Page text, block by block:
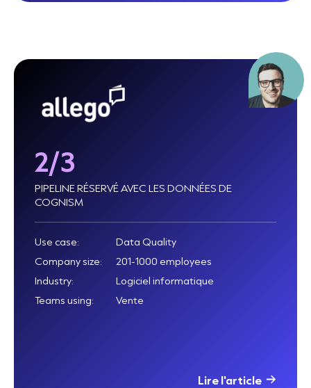
2/3
PIPELINE RÉSERVÉ AVEC LES DONNÉES DE
COGNISM
Use case:
Data Quality
Company size:
201-1000 employees
Industry:
Logiciel informatique
Teams using:
Vente
Lire l'article